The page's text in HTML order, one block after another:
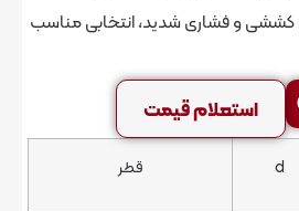
شدید، انتخابی مناسب
قیمت